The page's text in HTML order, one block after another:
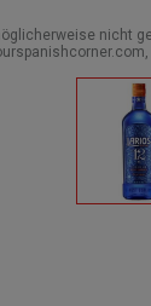
nicht